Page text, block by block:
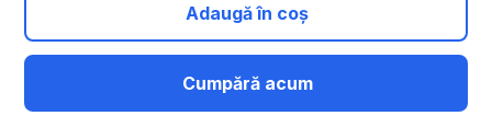
Adaugă în coș
Cumpără acum